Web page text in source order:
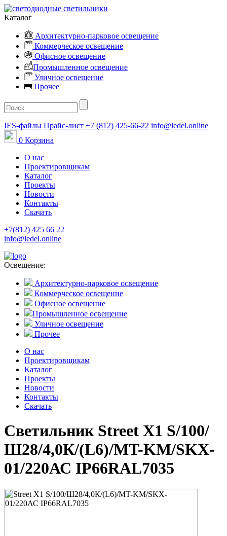
Каталог
Архитектурно-парковое освещение
Коммерческое освещение
Офисное освещение
Промышленное освещение
Уличное освещение
Прочее
IES-файлы Прайс-лист +7 (812) 425-66-22 info@ledel.online
0 Корзина
О нас
Проектировщикам
Каталог
Проекты
Новости
Контакты
Скачать
+7(812) 425 66 22
info@ledel.online
Освещение:
Архитектурно-парковое освещение
Коммерческое освещение
Офисное освещение
Промышленное освещение
Уличное освещение
Прочее
О нас
Проектировщикам
Каталог
Проекты
Новости
Контакты
Скачать
Светильник Street X1 S/100/
Ш28/4,0К/(L6)/MT-KM/SKX-
01/220АС IP66RAL7035